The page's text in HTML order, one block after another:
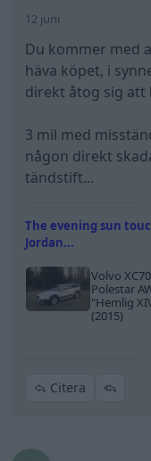
12 juni
Du kommer med
häva köpet, i
direkt åtog sig att
3 mil med
någon direkt
tändstift...
The evening sun
Jordan...
Volvo
Polestar
"Hemlig
(2015)
Citera